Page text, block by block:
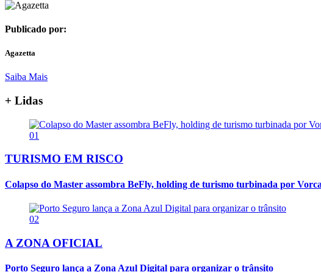
Publicado por:
Agazetta
Saiba Mais
+ Lidas
01
TURISMO EM RISCO
Colapso do Master assombra BeFly, holding de turismo turbinada por
02
A ZONA OFICIAL
Porto Seguro lança a Zona Azul Digital para organizar o trânsito